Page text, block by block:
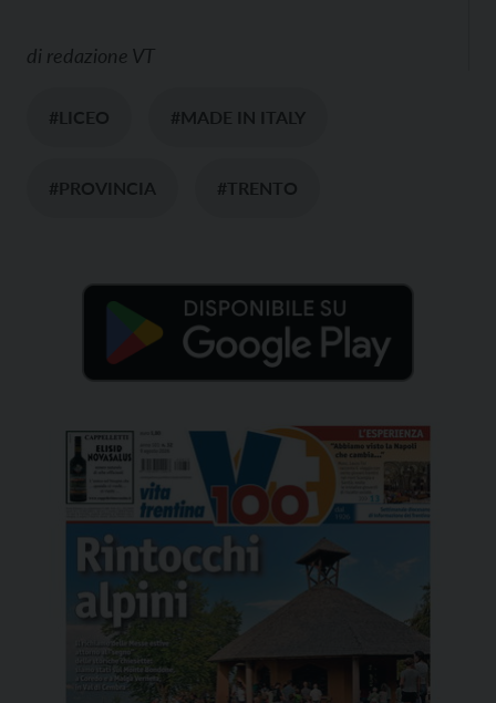
di redazione VT
#LICEO #MADE IN ITALY
#PROVINCIA #TRENTO